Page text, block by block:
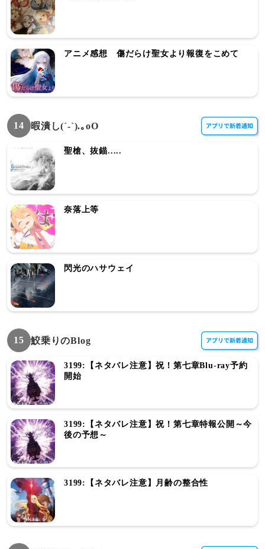
アニメ感想 傷だらけ聖女より報復をこめて
14 暇潰し(´-`).｡oO
聖槍、抜錨.....
奈落上等
閃光のハサウェイ
15 鮫乗りのBlog
3199:【ネタバレ注意】祝！第七章Blu-ray予約
開始
3199:【ネタバレ注意】祝！第七章特報公開～今
後の予想～
3199:【ネタバレ注意】月齢の整合性